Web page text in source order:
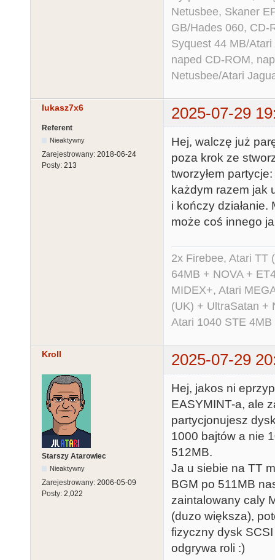
Netusbee, Skaner
GB/Hades 060, CD-
Syquest 44 MB/
naped CD-ROM,
Netusbee/Atari
lukasz7x6 2025-07-29
Referent
Nieaktywny
Zarejestrowany: 2018-06-24
Posty: 213
Hej, walczę już
poza krok ze
tworzyłem
każdym razem jak
i kończy
może coś innego
2x Firebee, Atari TT
64MB + NOVA +
MIDEX+, Atari
(UK) + UltraSatan +
Atari 1040 STE
Kroll 2025-07-29
Starszy Atarowiec
Nieaktywny
Zarejestrowany: 2006-05-09
Posty: 2,022
Hej, jakos ni
EASYMINT-a, ale
partycjonujesz
1000 bajtów a nie
512MB.
Ja u siebie na TT
BGM po 511MB
zaintalowany caly
(duzo większa),
fizyczny dysk
odgrywa roli :)